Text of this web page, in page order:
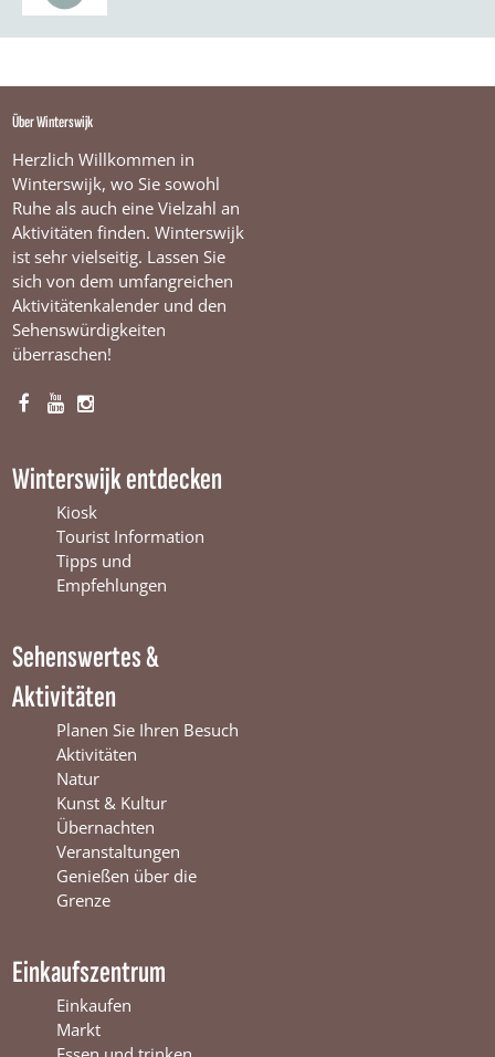
Über Winterswijk
Herzlich Willkommen in
Winterswijk, wo Sie sowohl
Ruhe als auch eine Vielzahl an
Aktivitäten finden. Winterswijk
ist sehr vielseitig. Lassen Sie
sich von dem umfangreichen
Aktivitätenkalender und den
Sehenswürdigkeiten
überraschen!
F
e
n
t
e
Y
T
u
b
e
W
t
e
r
s
w
i
j
k
I
t
a
g
r
a
i
t
e
r
s
w
i
j
k
Winterswijk entdecken
Kiosk
Tourist Information
Tipps und
Empfehlungen
Sehenswertes &
Aktivitäten
Planen Sie Ihren Besuch
Aktivitäten
Natur
Kunst & Kultur
Übernachten
Veranstaltungen
Genießen über die
Grenze
Einkaufszentrum
Einkaufen
Markt